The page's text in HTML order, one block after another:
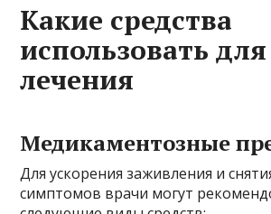
Какие средства
использовать для
лечения
Медикаментозные
Для ускорения заживления и
симптомов врачи могут